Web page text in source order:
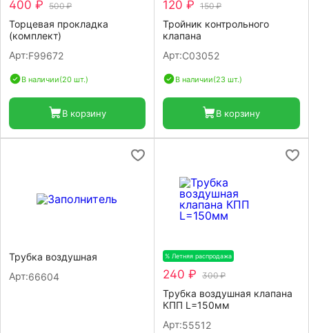
400 ₽ 500 ₽
Торцевая прокладка
(комплект)
Арт:F99672
В наличии(20 шт.)
В корзину
120 ₽ 150 ₽
Тройник контрольного
клапана
Арт:C03052
В наличии(23 шт.)
В корзину
Трубка воздушная
Арт:66604
% Летняя распродажа
240 ₽ 300 ₽
Трубка воздушная клапана
КПП L=150мм
Арт:55512